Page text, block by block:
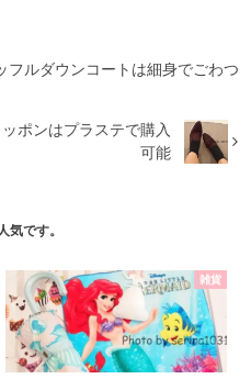
フルダウンコートは細身でごわつ
ポンはプラステで購入
可能
気です。
雑貨